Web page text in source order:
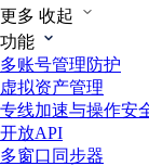
更多 收起
功能
多账号管理防护
虚拟资产管理
专线加速与操作安
开放API
多窗口同步器